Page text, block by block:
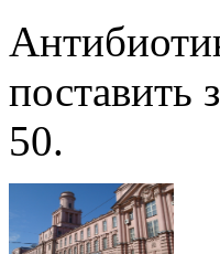
поставить
50.